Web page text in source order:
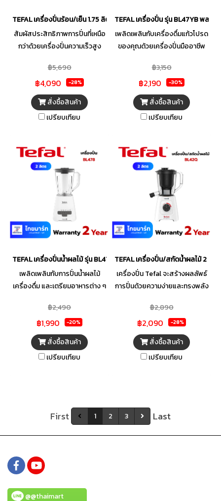
TEFAL เครื่องปั่นร้อน/เย็น 1.75 ลิตร รุ่น BL511868
สัมผัสประสิทธิภาพการปั่นที่เหนือ
กว่าด้วยเครื่องปั่นความเร็วสูง
อย่างราบรื่น เนียนละเอียด
สม่ำเสมอ ด้วยมอเตอร์ทรงพลัง
1,000 วัตต์ และการตั้งค่า
ความเร็ว 6 ระดับ ใช้งานง่ายด้วย
โปรแกรมอัตโนมัติ 10 โปรแกรม
บดน้ำแข็ง และแม้แต่การทำความ
สะอาด
฿5,690
฿4,090 -28%
สั่งซื้อสินค้า
เปรียบเทียบ
TEFAL เครื่องปั่น รุ่น BL47YB พลา
เพลิดเพลินกับเครื่องดื่มแก้วโปรด
ของคุณด้วยเครื่องปั่นมืออาชีพ
ระบบปรับความเร็วการปั่นที่
สะดวกสบาย ตัวเครื่องมาพร้อม
ดีไซน์ทันสมัยและด้ามจับที่กระชับ
มือ เหมาะกับไลฟ์สไตล์ของคุณ
อีกทั้งยังช่วยให้คุณได้เนื้อสัมผัสที่
เครื่องดื่มตามต้องการ
฿3,150
฿2,190 -30%
สั่งซื้อสินค้า
เปรียบเทียบ
TEFAL เครื่องปั่นน้ำผลไม้ รุ่น BL478 ขนาด 2 ลิตร สีขาว
เพลิดเพลินกับการปั่นน้ำผลไม้
เครื่องดื่ม และเตรียมอาหารต่าง ๆ
คุณภาพจากแบรนด์ TEFAL มา
พร้อมฟังก์ชันการบดน้ำแข็งให้
กลายเป็นเกล็ดได้ในเวลาไม่ถึงนาที
฿2,490
฿1,990 -20%
สั่งซื้อสินค้า
เปรียบเทียบ
TEFAL เครื่องปั่น/สกัดน้ำผลไม้ 2 ลิต
เครื่องปั่น Tefal จะสร้างผลลัพธ์
การปั่นด้วยความง่ายและทรงพลัง
เอกสิทธิ์เฉพาะ ซึ่งเป็นใบมีดสเต
นเลส 6 แฉก ที่ทำให้แน่ใจได้ถึง
ประสิทธิภาพการทำงาน และ
สามารถปั่นส่วนผสมให้มีเนื้อเนียน
ละเอียด แม้แต่ส่วนผสมที่แข็ง
System อันทันสมัยที่จะช่วยให้การ
ไหลเวียนอากาศรอบมอเตอร์ดีขึ้น
฿2,890
฿2,090 -28%
สั่งซื้อสินค้า
เปรียบเทียบ
First 1 2 3 Last
@@thaimart